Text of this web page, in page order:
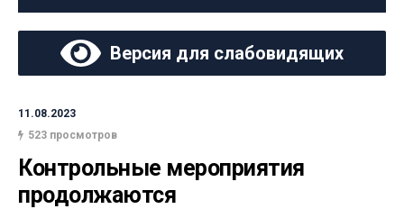
Версия для слабовидящих
11.08.2023
523 просмотров
Контрольные мероприятия
продолжаются